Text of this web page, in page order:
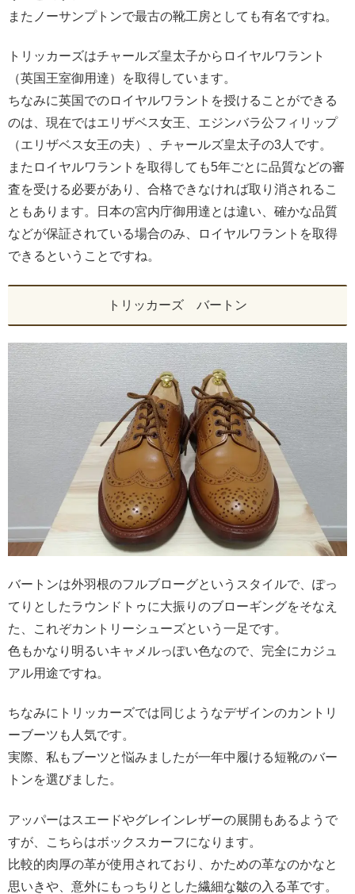
またノーサンプトンで最古の靴工房としても有名ですね。
トリッカーズはチャールズ皇太子からロイヤルワラント
（英国王室御用達）を取得しています。
ちなみに英国でのロイヤルワラントを授けることができる
のは、現在ではエリザベス女王、エジンバラ公フィリップ
（エリザベス女王の夫）、チャールズ皇太子の3人です。
またロイヤルワラントを取得しても5年ごとに品質などの審
査を受ける必要があり、合格できなければ取り消されるこ
ともあります。日本の宮内庁御用達とは違い、確かな品質
などが保証されている場合のみ、ロイヤルワラントを取得
できるということですね。
トリッカーズ バートン
バートンは外羽根のフルブローグというスタイルで、ぽっ
てりとしたラウンドトゥに大振りのブローギングをそなえ
た、これぞカントリーシューズという一足です。
色もかなり明るいキャメルっぽい色なので、完全にカジュ
アル用途ですね。
ちなみにトリッカーズでは同じようなデザインのカントリ
ーブーツも人気です。
実際、私もブーツと悩みましたが一年中履ける短靴のバー
トンを選びました。
アッパーはスエードやグレインレザーの展開もあるようで
すが、こちらはボックスカーフになります。
比較的肉厚の革が使用されており、かための革なのかなと
思いきや、意外にもっちりとした繊細な皺の入る革です。